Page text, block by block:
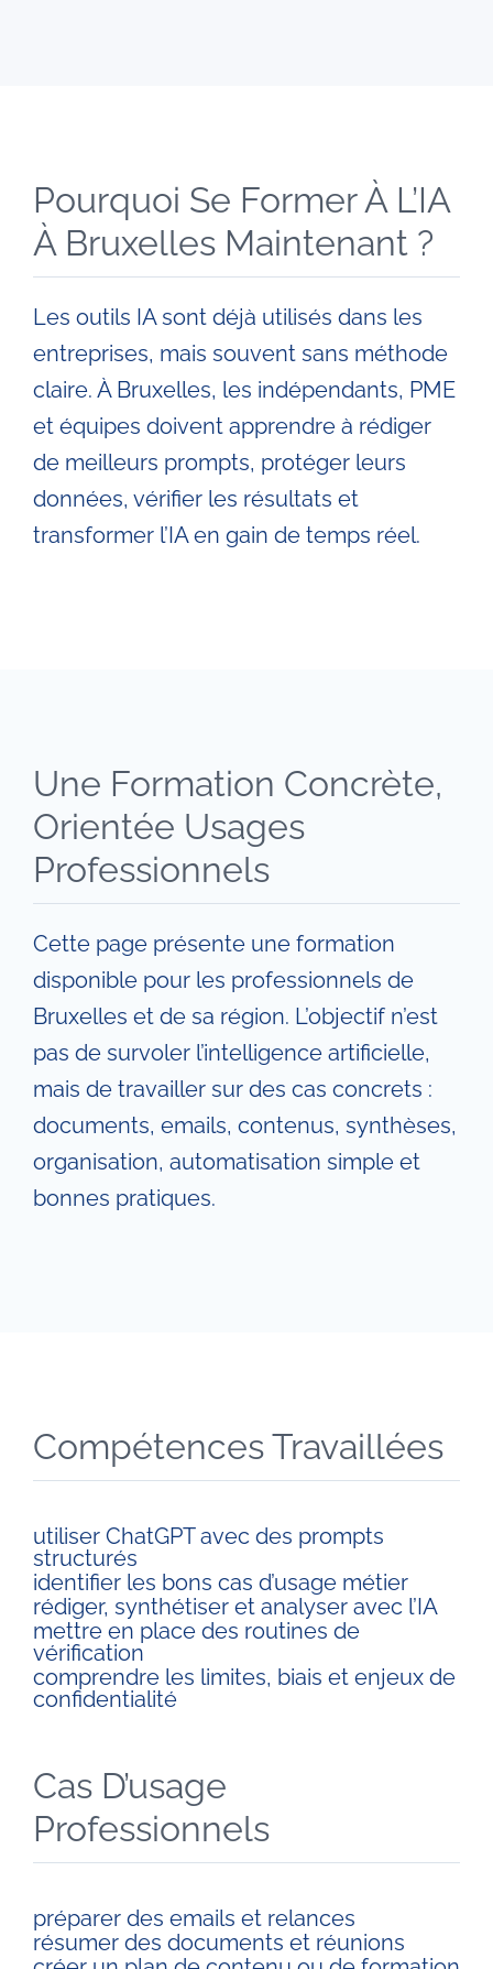
Pourquoi Se Former À L’IA
À Bruxelles Maintenant ?
Les outils IA sont déjà utilisés dans les
entreprises, mais souvent sans méthode
claire. À Bruxelles, les indépendants, PME
et équipes doivent apprendre à rédiger
de meilleurs prompts, protéger leurs
données, vérifier les résultats et
transformer l’IA en gain de temps réel.
Une Formation Concrète,
Orientée Usages
Professionnels
Cette page présente une formation
disponible pour les professionnels de
Bruxelles et de sa région. L’objectif n’est
pas de survoler l’intelligence artificielle,
mais de travailler sur des cas concrets :
documents, emails, contenus, synthèses,
organisation, automatisation simple et
bonnes pratiques.
Compétences Travaillées
utiliser ChatGPT avec des prompts
structurés
identifier les bons cas d’usage métier
rédiger, synthétiser et analyser avec l’IA
mettre en place des routines de
vérification
comprendre les limites, biais et enjeux de
confidentialité
Cas D’usage
Professionnels
préparer des emails et relances
résumer des documents et réunions